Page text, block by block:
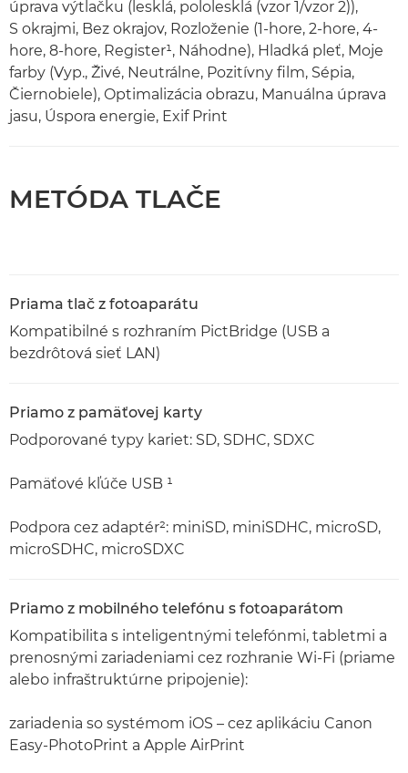
úprava výtlačku (lesklá, pololesklá (vzor 1/vzor 2)),
S okrajmi, Bez okrajov, Rozloženie (1-hore, 2-hore, 4-
hore, 8-hore, Register¹, Náhodne), Hladká pleť, Moje
farby (Vyp., Živé, Neutrálne, Pozitívny film, Sépia,
Čiernobiele), Optimalizácia obrazu, Manuálna úprava
jasu, Úspora energie, Exif Print
METÓDA TLAČE
Priama tlač z fotoaparátu
Kompatibilné s rozhraním PictBridge (USB a
bezdrôtová sieť LAN)
Priamo z pamäťovej karty
Podporované typy kariet: SD, SDHC, SDXC
Pamäťové kľúče USB ¹
Podpora cez adaptér²: miniSD, miniSDHC, microSD,
microSDHC, microSDXC
Priamo z mobilného telefónu s fotoaparátom
Kompatibilita s inteligentnými telefónmi, tabletmi a
prenosnými zariadeniami cez rozhranie Wi-Fi (priame
alebo infraštruktúrne pripojenie):
zariadenia so systémom iOS – cez aplikáciu Canon
Easy-PhotoPrint a Apple AirPrint